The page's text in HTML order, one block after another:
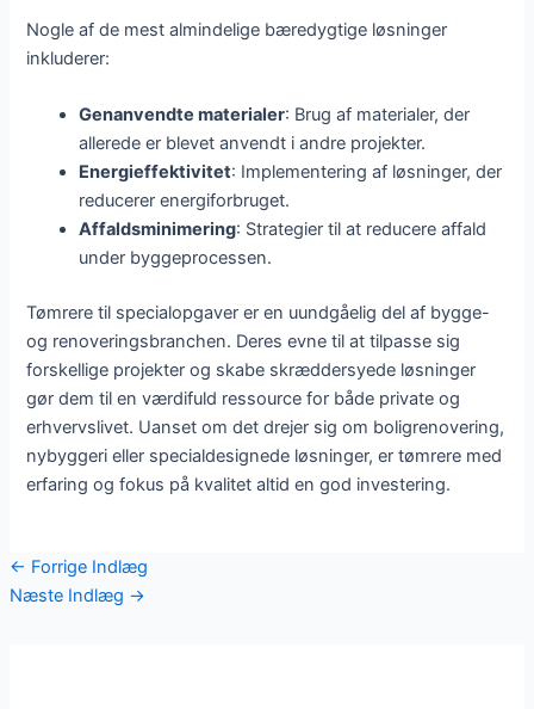
Nogle af de mest almindelige bæredygtige løsninger
inkluderer:
Genanvendte materialer: Brug af materialer, der
allerede er blevet anvendt i andre projekter.
Energieffektivitet: Implementering af løsninger, der
reducerer energiforbruget.
Affaldsminimering: Strategier til at reducere affald
under byggeprocessen.
Tømrere til specialopgaver er en uundgåelig del af bygge-
og renoveringsbranchen. Deres evne til at tilpasse sig
forskellige projekter og skabe skræddersyede løsninger
gør dem til en værdifuld ressource for både private og
erhvervslivet. Uanset om det drejer sig om boligrenovering,
nybyggeri eller specialdesignede løsninger, er tømrere med
erfaring og fokus på kvalitet altid en god investering.
← Forrige Indlæg
Næste Indlæg →